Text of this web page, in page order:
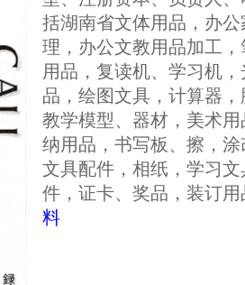
括湖南省文体用品，办
理，办公文教用品加工
用品，复读机、学习机
品，绘图文具，计算器
教学模型、器材，美术
纳用品，书写板、擦，
文具配件，相纸，学习
件，证卡、奖品，装订
料